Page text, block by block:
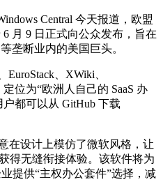
Central 今天报道，欧盟
月 9 日正式向公众发布，旨在
垄断业内的美国巨头。
、XWiki、
位为“欧洲人自己的 SaaS 办
都可以从 GitHub 下载
在设计上模仿了微软风格，让
得无缝衔接体验。该软件将为
提供“主权办公套件”选择，减